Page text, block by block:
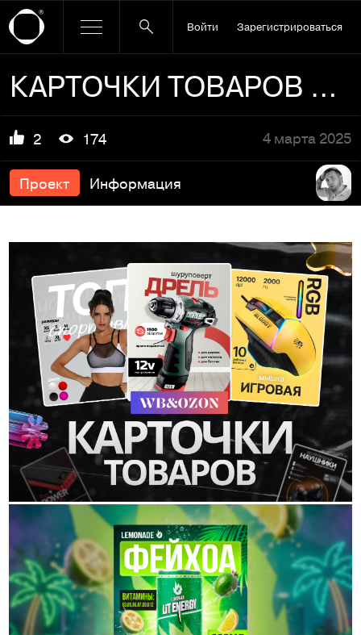
Войти Зарегистрироваться
КАРТОЧКИ ТОВАРОВ | ИНФОГРАФИКА ДЛЯ МАРКЕТПЛЕЙСОВ
2 174 4 марта 2025
Проект Информация